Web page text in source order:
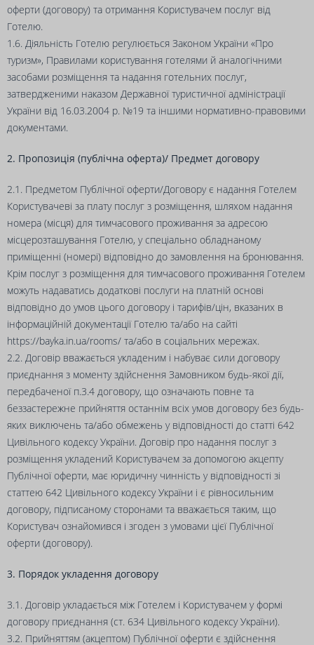
оферти (договору) та отримання Користувачем послуг від
Готелю.
1.6. Діяльність Готелю регулюється Законом України «Про
туризм», Правилами користування готелями й аналогічними
засобами розміщення та надання готельних послуг,
затвердженими наказом Державної туристичної адміністрації
України від 16.03.2004 р. №19 та іншими нормативно-правовими
документами.
2. Пропозиція (публічна оферта)/ Предмет договору
2.1. Предметом Публічної оферти/Договору є надання Готелем
Користувачеві за плату послуг з розміщення, шляхом надання
номера (місця) для тимчасового проживання за адресою
місцерозташування Готелю, у спеціально обладнаному
приміщенні (номері) відповідно до замовлення на бронювання.
Крім послуг з розміщення для тимчасового проживання Готелем
можуть надаватись додаткові послуги на платній основі
відповідно до умов цього договору і тарифів/цін, вказаних в
інформаційній документації Готелю та/або на сайті
https://bayka.in.ua/rooms/ та/або в соціальних мережах.
2.2. Договір вважається укладеним і набуває сили договору
приєднання з моменту здійснення Замовником будь-якої дії,
передбаченої п.3.4 договору, що означають повне та
беззастережне прийняття останнім всіх умов договору без будь-
яких виключень та/або обмежень у відповідності до статті 642
Цивільного кодексу України. Договір про надання послуг з
розміщення укладений Користувачем за допомогою акцепту
Публічної оферти, має юридичну чинність у відповідності зі
статтею 642 Цивільного кодексу України і є рівносильним
договору, підписаному сторонами та вважається таким, що
Користувач ознайомився і згоден з умовами цієї Публічної
оферти (договору).
3. Порядок укладення договору
3.1. Договір укладається між Готелем і Користувачем у формі
договору приєднання (ст. 634 Цивільного кодексу України).
3.2. Прийняттям (акцептом) Публічної оферти є здійснення